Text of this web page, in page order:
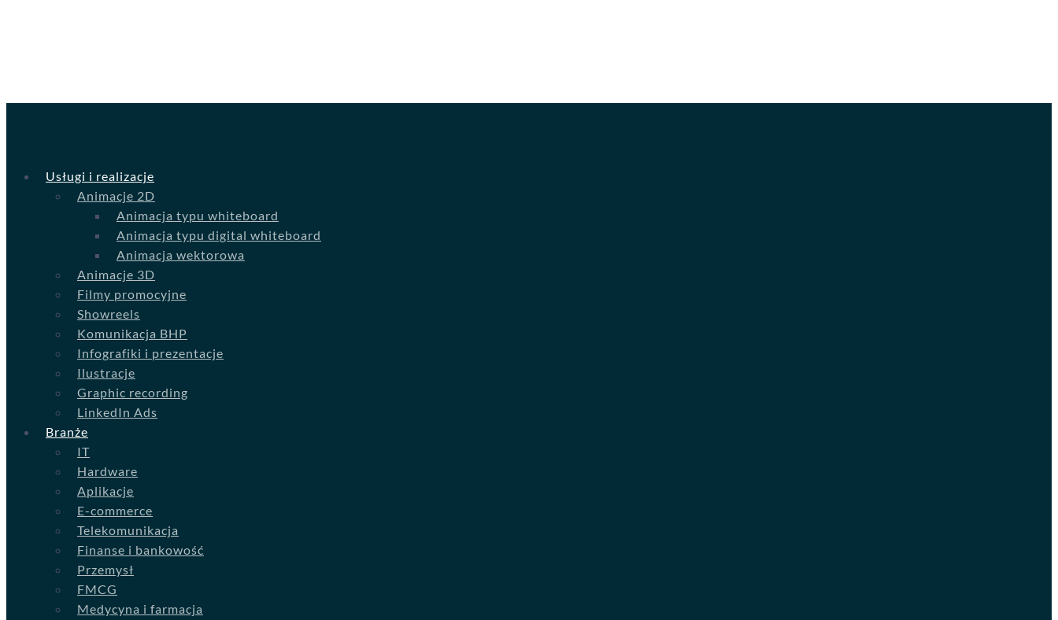
Usługi i realizacje
Animacje 2D
Animacja typu whiteboard
Animacja typu digital whiteboard
Animacja wektorowa
Animacje 3D
Filmy promocyjne
Showreels
Komunikacja BHP
Infografiki i prezentacje
Ilustracje
Graphic recording
LinkedIn Ads
Branże
IT
Hardware
Aplikacje
E-commerce
Telekomunikacja
Finanse i bankowość
Przemysł
FMCG
Medycyna i farmacja